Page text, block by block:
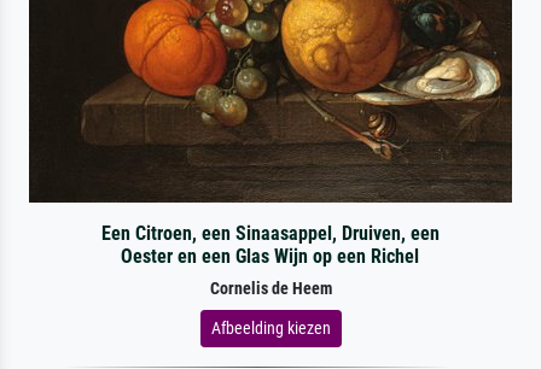
Een Citroen, een Sinaasappel, Druiven, een
Oester en een Glas Wijn op een Richel
Cornelis de Heem
Afbeelding kiezen